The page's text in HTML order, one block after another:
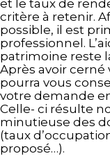
et le taux de
critère à retenir.
possible, il est
professionnel.
patrimoine reste
Après avoir
pourra vous
votre demande
Celle- ci résulte
minutieuse des
(taux
proposé…).